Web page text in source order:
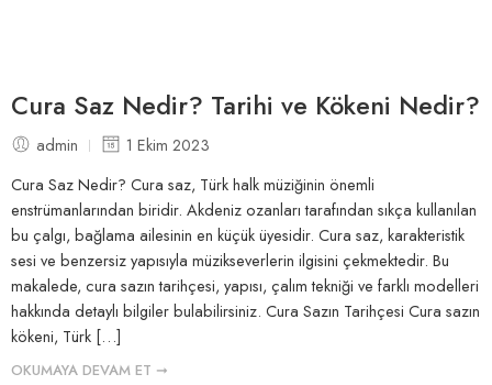
Cura Saz Nedir? Tarihi ve Kökeni Nedir?
admin
1 Ekim 2023
Cura Saz Nedir? Cura saz, Türk halk müziğinin önemli
enstrümanlarından biridir. Akdeniz ozanları tarafından sıkça kullanılan
bu çalgı, bağlama ailesinin en küçük üyesidir. Cura saz, karakteristik
sesi ve benzersiz yapısıyla müzikseverlerin ilgisini çekmektedir. Bu
makalede, cura sazın tarihçesi, yapısı, çalım tekniği ve farklı modelleri
hakkında detaylı bilgiler bulabilirsiniz. Cura Sazın Tarihçesi Cura sazın
kökeni, Türk […]
OKUMAYA DEVAM ET ➞